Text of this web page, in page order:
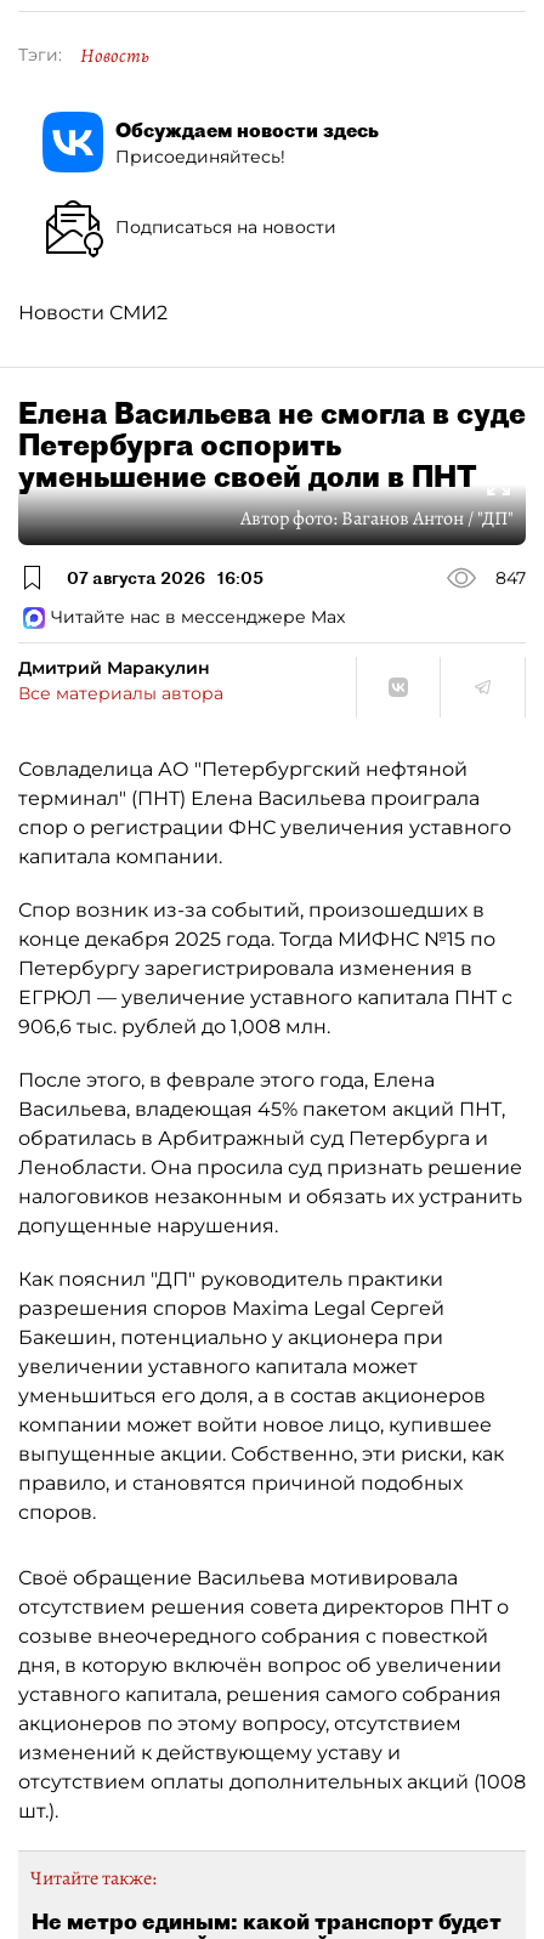
Тэги: Новость
Обсуждаем новости здесь
Присоединяйтесь!
Подписаться на новости
Новости СМИ2
Елена Васильева не смогла в суде
Петербурга оспорить
уменьшение своей доли в ПНТ
Автор фото:Ваганов Антон / "ДП"
07 августа 2026 16:05
847
Читайте нас в мессенджере Max
Дмитрий Маракулин
Все материалы автора
Совладелица АО "Петербургский нефтяной
терминал" (ПНТ) Елена Васильева проиграла
спор о регистрации ФНС увеличения уставного
капитала компании.
Спор возник из-за событий, произошедших в
конце декабря 2025 года. Тогда МИФНС №15 по
Петербургу зарегистрировала изменения в
ЕГРЮЛ — увеличение уставного капитала ПНТ с
906,6 тыс. рублей до 1,008 млн.
После этого, в феврале этого года, Елена
Васильева, владеющая 45% пакетом акций ПНТ,
обратилась в Арбитражный суд Петербурга и
Ленобласти. Она просила суд признать решение
налоговиков незаконным и обязать их устранить
допущенные нарушения.
Как пояснил "ДП" руководитель практики
разрешения споров Maxima Legal Сергей
Бакешин, потенциально у акционера при
увеличении уставного капитала может
уменьшиться его доля, а в состав акционеров
компании может войти новое лицо, купившее
выпущенные акции. Собственно, эти риски, как
правило, и становятся причиной подобных
споров.
Своё обращение Васильева мотивировала
отсутствием решения совета директоров ПНТ о
созыве внеочередного собрания с повесткой
дня, в которую включён вопрос об увеличении
уставного капитала, решения самого собрания
акционеров по этому вопросу, отсутствием
изменений к действующему уставу и
отсутствием оплаты дополнительных акций (1008
шт.).
Читайте также:
Не метро единым: какой транспорт будет